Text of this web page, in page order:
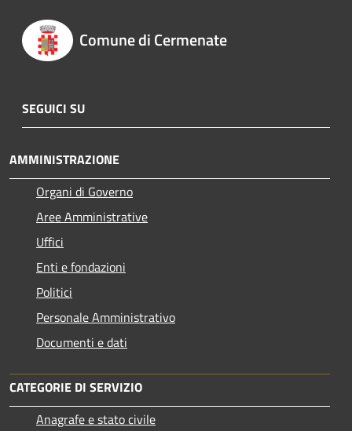
Comune di Cermenate
SEGUICI SU
AMMINISTRAZIONE
Organi di Governo
Aree Amministrative
Uffici
Enti e fondazioni
Politici
Personale Amministrativo
Documenti e dati
CATEGORIE DI SERVIZIO
Anagrafe e stato civile